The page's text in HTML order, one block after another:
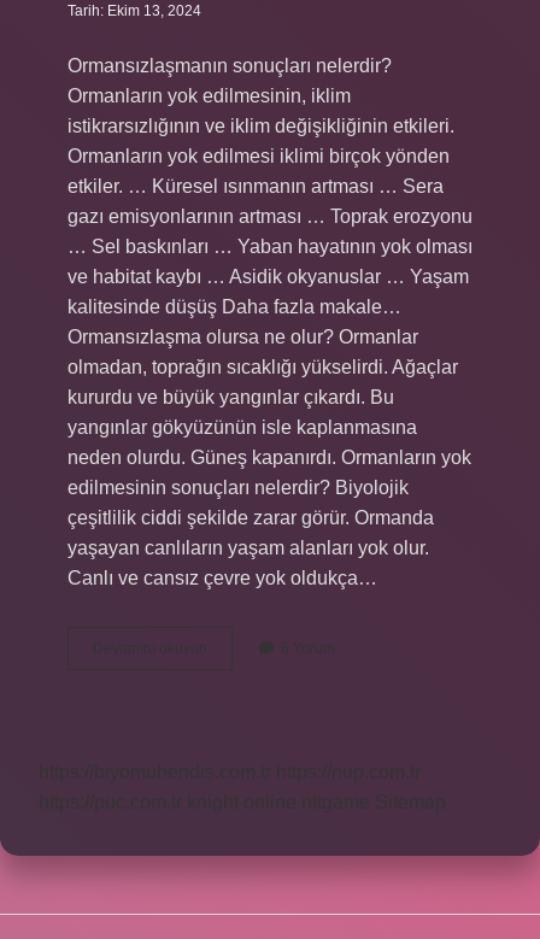
Tarih: Ekim 13, 2024
Ormansızlaşmanın sonuçları nelerdir?
Ormanların yok edilmesinin, iklim
istikrarsızlığının ve iklim değişikliğinin etkileri.
Ormanların yok edilmesi iklimi birçok yönden
etkiler. … Küresel ısınmanın artması … Sera
gazı emisyonlarının artması … Toprak erozyonu
… Sel baskınları … Yaban hayatının yok olması
ve habitat kaybı … Asidik okyanuslar … Yaşam
kalitesinde düşüş Daha fazla makale…
Ormansızlaşma olursa ne olur? Ormanlar
olmadan, toprağın sıcaklığı yükselirdi. Ağaçlar
kururdu ve büyük yangınlar çıkardı. Bu
yangınlar gökyüzünün isle kaplanmasına
neden olurdu. Güneş kapanırdı. Ormanların yok
edilmesinin sonuçları nelerdir? Biyolojik
çeşitlilik ciddi şekilde zarar görür. Ormanda
yaşayan canlıların yaşam alanları yok olur.
Canlı ve cansız çevre yok oldukça…
https://nup.com.tr
nttgame Sitemap